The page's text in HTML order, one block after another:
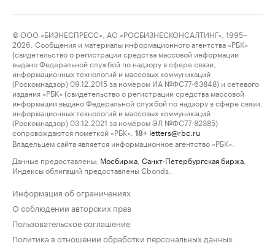
© ООО «БИЗНЕСПРЕСС», АО «РОСБИЗНЕСКОНСАЛТИНГ», 1995–
2026. Сообщения и материалы информационного агентства «РБК»
(свидетельство о регистрации средства массовой информации
выдано Федеральной службой по надзору в сфере связи,
информационных технологий и массовых коммуникаций
(Роскомнадзор) 09.12.2015 за номером ИА №ФС77-63848) и сетевого
издания «РБК» (свидетельство о регистрации средства массовой
информации выдано Федеральной службой по надзору в сфере связи,
информационных технологий и массовых коммуникаций
(Роскомнадзор) 03.12.2021 за номером ЭЛ №ФС77-82385)
сопровождаются пометкой «РБК».
18+ letters@rbc.ru
Владельцем сайта является информационное агентство «РБК».
Данные предоставлены: Мосбиржа Санкт-Петербургская биржа
Индексы облигаций предоставлены Cbonds.
Информация об ограничениях
О соблюдении авторских прав
Пользовательское соглашение
Политика в отношении обработки персональных данных